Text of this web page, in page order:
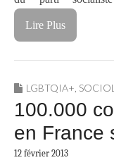
Lire Plus
LGBTQIA+
100.000
en France
12 février 2013